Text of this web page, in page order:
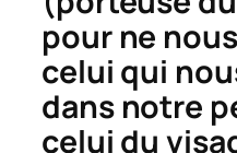
pour ne
celui qui
dans notre
celui du